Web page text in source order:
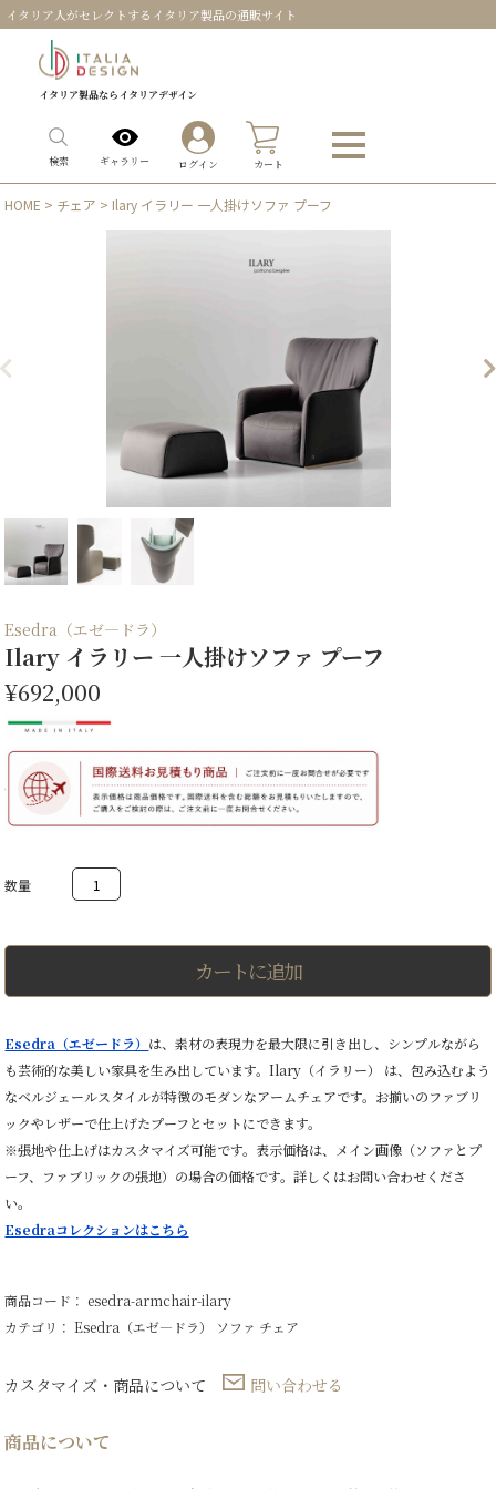
イタリア人がセレクトするイタリア製品の通販サイト
イタリア製品ならイタリアデザイン
検索 ギャラリー ログイン カート
HOME > チェア > Ilary イラリー 一人掛けソファ プーフ
Esedra（エゼ―ドラ）
Ilary イラリー 一人掛けソファ プーフ
¥692,000
Ilary
ラ
ー
掛
フ
ァ
プ
フ
個
カートに追加
Esedra（エゼードラ） は、素材の表現力を最大限に引き出し、シンプルながら
も芸術的な美しい家具を生み出しています。Ilary（イラリー） は、包み込むよう
なベルジェールスタイルが特徴のモダンなアームチェアです。お揃いのファブリ
ックやレザーで仕上げたプーフとセットにできます。
※張地や仕上げはカスタマイズ可能です。表示価格は、メイン画像（ソファとプ
ーフ、ファブリックの張地）の場合の価格です。詳しくはお問い合わせくださ
い。
Esedraコレクションはこちら
商品コード： esedra-armchair-ilary
カテゴリ：Esedra（エゼ―ドラ） ソファ チェア
カスタマイズ・商品について 問い合わせる
商品について